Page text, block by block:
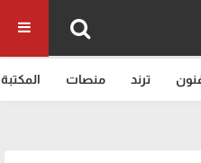
ترند منصات المكتبة